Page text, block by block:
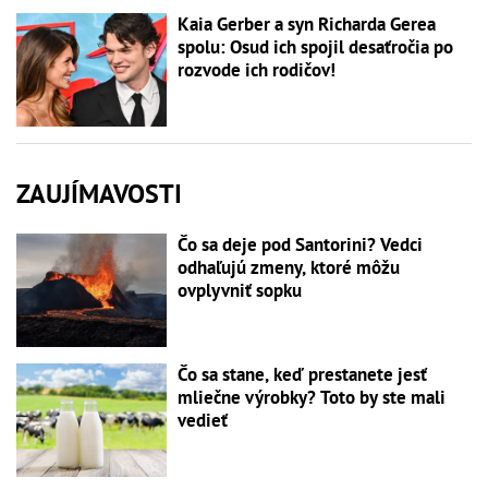
Kaia Gerber a syn Richarda Gerea
spolu: Osud ich spojil desaťročia po
rozvode ich rodičov!
ZAUJÍMAVOSTI
Čo sa deje pod Santorini? Vedci
odhaľujú zmeny, ktoré môžu
ovplyvniť sopku
Čo sa stane, keď prestanete jesť
mliečne výrobky? Toto by ste mali
vedieť